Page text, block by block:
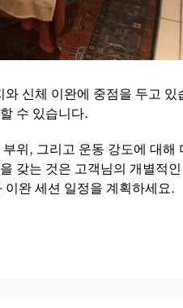
신체 이완에 중점을 두고
수 있습니다.
위, 그리고 운동 강도에 대
갖는 것은 고객님의 개별적
완 세션 일정을 계획하세요.